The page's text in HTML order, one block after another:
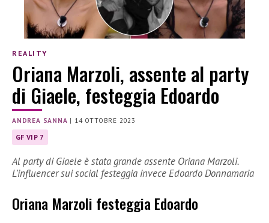
REALITY
Oriana Marzoli, assente al party
di Giaele, festeggia Edoardo
ANDREA SANNA | 14 OTTOBRE 2023
GF VIP 7
Al party di Giaele è stata grande assente Oriana Marzoli.
L’influencer sui social festeggia invece Edoardo Donnamaria
Oriana Marzoli festeggia Edoardo